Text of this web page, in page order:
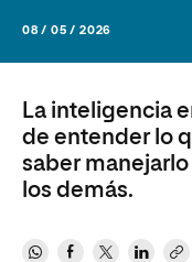
08 / 05 / 2026
La inteligencia
de entender lo
saber
los demás.